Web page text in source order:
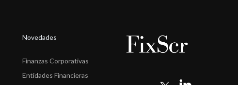
Novedades
Finanzas Corporativas
Entidades Financieras